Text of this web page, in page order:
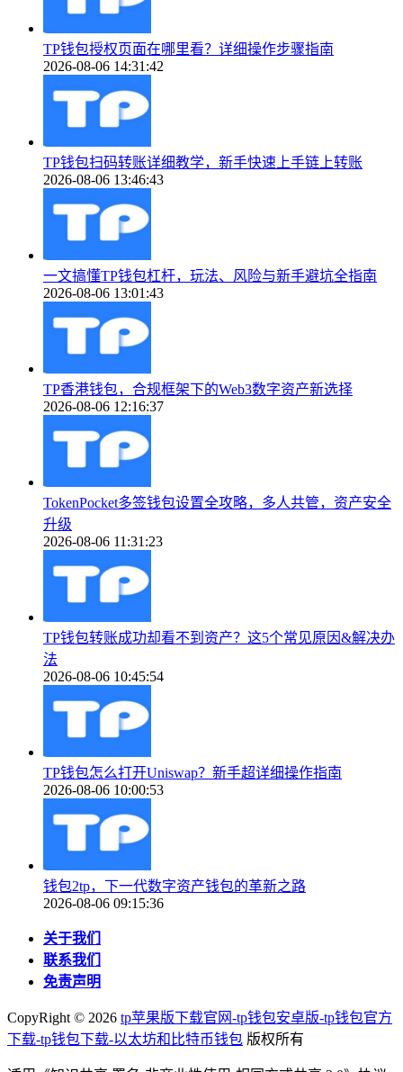
TP钱包授权页面在哪里看？详细操作步骤指南
2026-08-06 14:31:42
TP钱包扫码转账详细教学，新手快速上手链上转账
2026-08-06 13:46:43
一文搞懂TP钱包杠杆，玩法、风险与新手避坑全指南
2026-08-06 13:01:43
TP香港钱包，合规框架下的Web3数字资产新选择
2026-08-06 12:16:37
TokenPocket多签钱包设置全攻略，多人共管，资产安全
升级
2026-08-06 11:31:23
TP钱包转账成功却看不到资产？这5个常见原因&解决办
法
2026-08-06 10:45:54
TP钱包怎么打开Uniswap？新手超详细操作指南
2026-08-06 10:00:53
钱包2tp，下一代数字资产钱包的革新之路
2026-08-06 09:15:36
关于我们
联系我们
免责声明
CopyRight © 2026 tp苹果版下载官网-tp钱包安卓版-tp钱包官方
下载-tp钱包下载-以太坊和比特币钱包 版权所有